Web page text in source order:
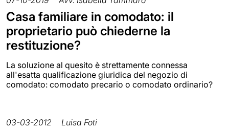
Casa familiare in comodato: il
proprietario può chiederne la
restituzione?
La soluzione al quesito è strettamente connessa
all'esatta qualificazione giuridica del negozio di
comodato: comodato precario o comodato ordinario?
03-03-2012 Luisa Foti